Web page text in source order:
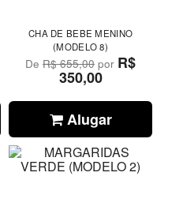
CHA DE BEBE MENINO
(MODELO 8)
DeR$ 655,00 por R$
350,00
Alugar